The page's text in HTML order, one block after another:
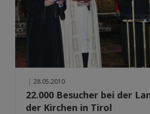
| 28.05.2010
22.000 Besucher bei der
der Kirchen in Tirol